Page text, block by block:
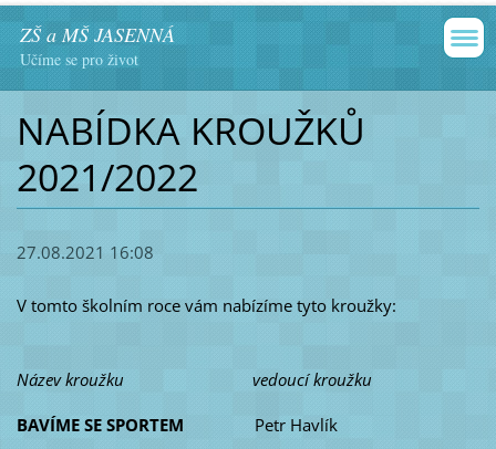
ZŠ a MŠ JASENNÁ
Učíme se pro život
NABÍDKA KROUŽKŮ
2021/2022
27.08.2021 16:08
V tomto školním roce vám nabízíme tyto kroužky:
Název kroužku vedoucí kroužku
BAVÍME SE SPORTEM Petr Havlík